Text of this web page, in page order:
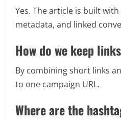
Yes. The article is built
metadata, and linked
How do we keep
By combining short links
to one campaign URL.
Where are the